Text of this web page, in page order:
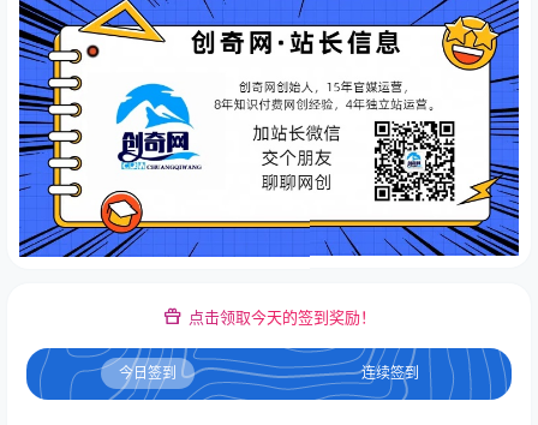
点击领取今天的签到奖励！
今日签到 连续签到